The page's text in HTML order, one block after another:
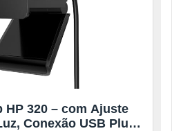
HP 320 – com Ajuste
Conexão USB Plug